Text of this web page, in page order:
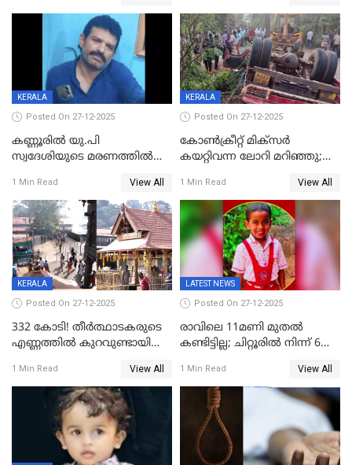
പത്തുപേരെ പുറത്താക്കി,
ചൊവ്വന്നൂരിലും നടപടി
KERALA
Posted On 27-12-2025
കണ്ണൂരിൽ യു.പി
സ്വദേശിയുടെ മരണത്തിൽ
കേസ്; തർക്കമുണ്ടായത്
ഫേഷ്യലിന് 300 രൂപ
ആവശ്യപ്പെട്ടതിനെച്ചൊല്ലി
1 Min Read View All
KERALA
Posted On 27-12-2025
കോണ്‍ക്രീറ്റ് മിക്‌സര്‍
കയറ്റിവന്ന ലോറി മറിഞ്ഞു;
അപകടം കണ്ണൂരിൽ
1 Min Read View All
KERALA
Posted On 27-12-2025
332 കോടി! തീർത്ഥാടകരുടെ
എണ്ണത്തിൽ കുറവുണ്ടായിട്ടും
കുതിച്ചുയരുന്നു
1 Min Read View All
LATEST NEWS
Posted On 27-12-2025
രാവിലെ 11മണി മുതൽ
കണ്ടിട്ടില്ല; ചിറ്റൂരിൽ നിന്ന് 6
1 Min Read View All